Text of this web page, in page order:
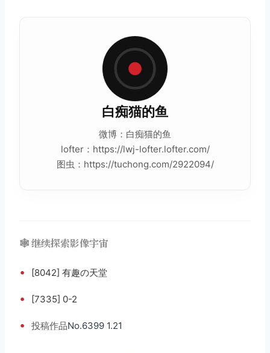
白痴猫的鱼
微博：白痴猫的鱼
lofter：https://lwj-lofter.lofter.com/
图虫：https://tuchong.com/2922094/
🕸️ 继续探索影像宇宙
• [8042] 有趣の天堂
• [7335] 0-2
• 投稿作品No.6399 1.21